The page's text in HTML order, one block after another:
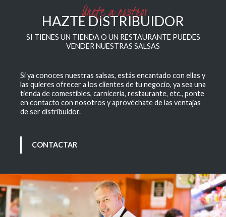
Únete a nosotros
HAZTE DISTRIBUIDOR
SI TIENES UN TIENDA O UN RESTAURANTE PUEDES
VENDER NUESTRAS SALSAS
Si ya conoces nuestras salsas, estás encantado con ellas y
las quieres ofrecer a los clientes de tu negocio, ya sea una
tienda de comestibles, carnicería, restaurante, etc., ponte
en contacto con nosotros y aprovéchate de las ventajas
de ser distribuidor.
CONTACTAR